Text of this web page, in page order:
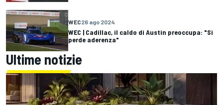
WEC26 ago 2024
WEC | Cadillac, il caldo di Austin preoccupa: "Si
perde aderenza"
Ultime notizie